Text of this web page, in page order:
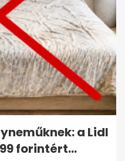
a Lidl
forintért...